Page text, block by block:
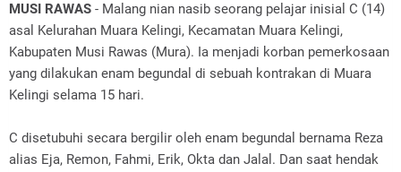
MUSI RAWAS - Malang nian nasib seorang pelajar inisial C (14)
asal Kelurahan Muara Kelingi, Kecamatan Muara Kelingi,
Kabupaten Musi Rawas (Mura). Ia menjadi korban pemerkosaan
yang dilakukan enam begundal di sebuah kontrakan di Muara
Kelingi selama 15 hari.
C disetubuhi secara bergilir oleh enam begundal bernama Reza
alias Eja, Remon, Fahmi, Erik, Okta dan Jalal. Dan saat hendak